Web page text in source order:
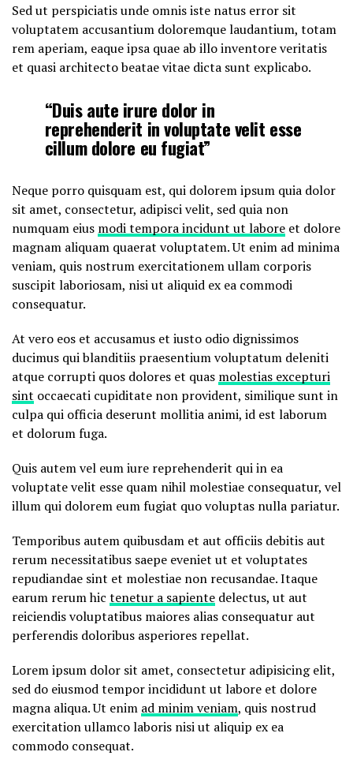
Sed ut perspiciatis unde omnis iste natus error sit
voluptatem accusantium doloremque laudantium, totam
rem aperiam, eaque ipsa quae ab illo inventore veritatis
et quasi architecto beatae vitae dicta sunt explicabo.
“Duis aute irure dolor in
reprehenderit in voluptate velit esse
cillum dolore eu fugiat”
Neque porro quisquam est, qui dolorem ipsum quia dolor
sit amet, consectetur, adipisci velit, sed quia non
numquam eius modi tempora incidunt ut labore et dolore
magnam aliquam quaerat voluptatem. Ut enim ad minima
veniam, quis nostrum exercitationem ullam corporis
suscipit laboriosam, nisi ut aliquid ex ea commodi
consequatur.
At vero eos et accusamus et iusto odio dignissimos
ducimus qui blanditiis praesentium voluptatum deleniti
atque corrupti quos dolores et quas molestias excepturi
sint occaecati cupiditate non provident, similique sunt in
culpa qui officia deserunt mollitia animi, id est laborum
et dolorum fuga.
Quis autem vel eum iure reprehenderit qui in ea
voluptate velit esse quam nihil molestiae consequatur, vel
illum qui dolorem eum fugiat quo voluptas nulla pariatur.
Temporibus autem quibusdam et aut officiis debitis aut
rerum necessitatibus saepe eveniet ut et voluptates
repudiandae sint et molestiae non recusandae. Itaque
earum rerum hic tenetur a sapiente delectus, ut aut
reiciendis voluptatibus maiores alias consequatur aut
perferendis doloribus asperiores repellat.
Lorem ipsum dolor sit amet, consectetur adipisicing elit,
sed do eiusmod tempor incididunt ut labore et dolore
magna aliqua. Ut enim ad minim veniam, quis nostrud
exercitation ullamco laboris nisi ut aliquip ex ea
commodo consequat.